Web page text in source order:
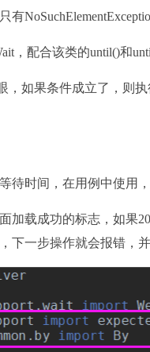
，配合该类的until()和
，如果条件成立了，则
待时间，在用例中使用
加载成功的标志，如果
下一步操作就会报错，并